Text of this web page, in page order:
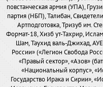
повстанческая армия (УПА),
партия (НБП), Талибан,
Артподготовка, Тризуб им.
Формат-18, Хизб ут-Тахрир,
Шам, Таухид валь-Джихад,
России» («Легион Свобода
«Правый сектор», «Азов»
«Национальный корпус»,
Государство Ирака и Сирии»,